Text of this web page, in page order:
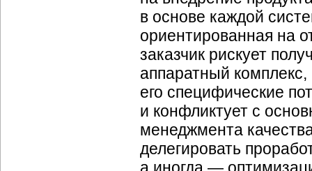
в основе каждой
ориентированная на
заказчик рискует
аппаратный комплекс,
его специфические
и конфликтует с
менеджмента
делегировать